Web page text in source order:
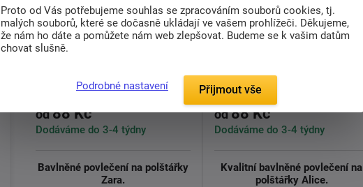
od88 Kč
Dodáváme do 3-4 týdny
Bavlněné povlečení na polštářky
Zara.
od88 Kč
Dodáváme do 3-4 týdny
Kvalitní bavlněné povlečení na
polštářky Alice.
Proto od Vás potřebujeme souhlas se zpracováním souborů cookies, tj.
malých souborů, které se dočasně ukládají ve vašem prohlížeči. Děkujeme,
že nám ho dáte a pomůžete nám web zlepšovat. Budeme se k vašim datům
chovat slušně.
Podrobné nastavení Přijmout vše